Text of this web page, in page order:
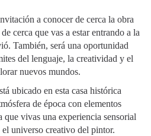
a conocer de cerca la obra
cerca que vas a estar entrando a la
También, será una oportunidad
del lenguaje, la creatividad y el
nuevos mundos.
ubicado en esta casa histórica
de época con elementos
vivas una experiencia sensorial
universo creativo del pintor.